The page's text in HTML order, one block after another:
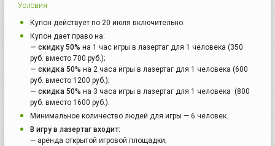
Условия
Купон действует по 20 июля включительно.
Купон дает право на:
— скидку 50% на 1 час игры в лазертаг для 1 человека (350
руб. вместо 700 руб.);
— скидка 50% на 2 часа игры в лазертаг для 1 человека (600
руб. вместо 1200 руб.);
— скидка 50% на 3 часа игры в лазертаг для 1 человека (800
руб. вместо 1600 руб.).
Минимальное количество людей для игры — 6 человек.
В игру в лазертаг входит:
— аренда открытой игровой площадки;